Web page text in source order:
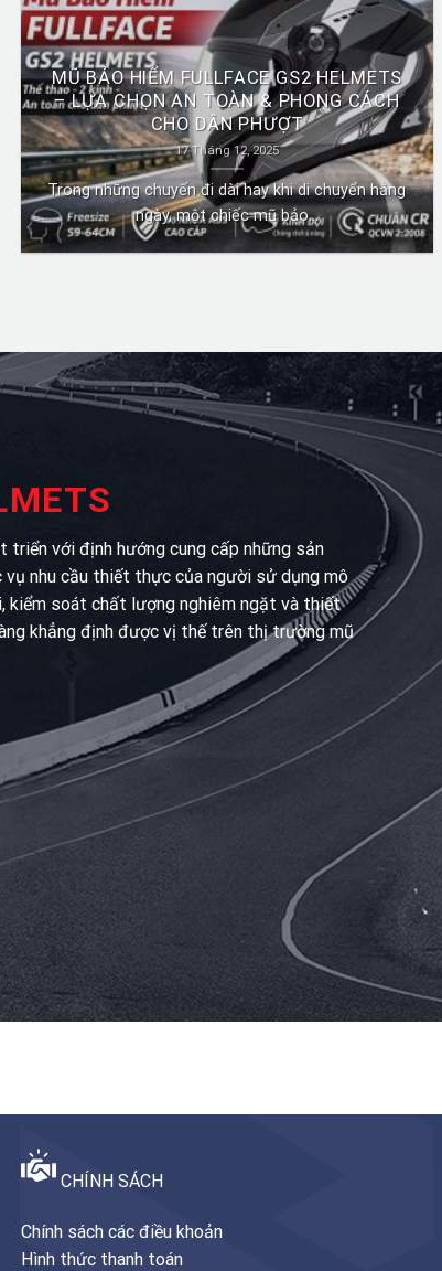
MŨ BẢO HIỂM FULLFACE GS2 HELMETS
– LỰA CHỌN AN TOÀN & PHONG CÁCH
CHO DÂN PHƯỢT
17 Tháng 12, 2025
Trong những chuyến đi dài hay khi di chuyển hằng
ngày, một chiếc mũ bảo...
với định hướng cung cấp những sản
nhu cầu thiết thực của người sử dụng mô
kiểm soát chất lượng nghiêm ngặt và thiết
khẳng định được vị thế trên thị trường mũ
CHÍNH SÁCH
Chính sách các điều khoản
Hình thức thanh toán